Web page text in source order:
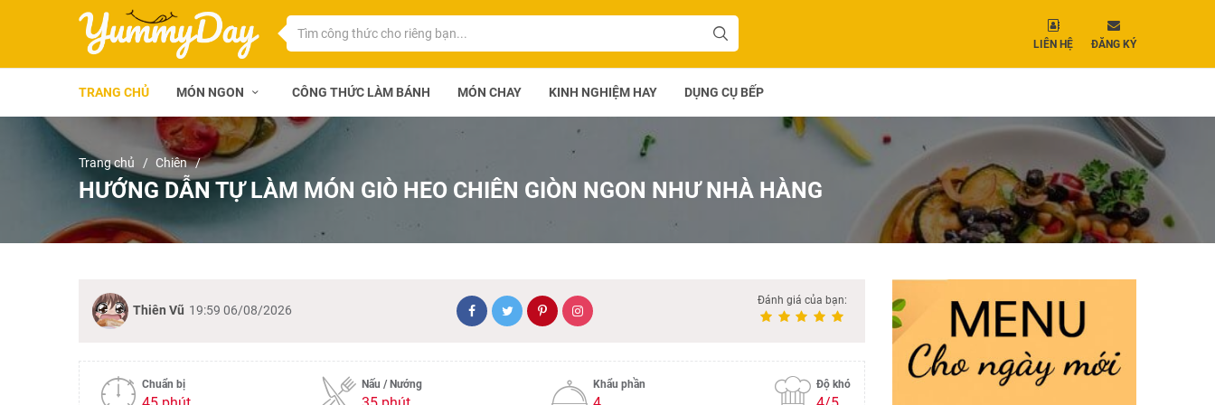
LIÊN HỆ ĐĂNG KÝ
TRANG CHỦ MÓN NGON CÔNG THỨC LÀM BÁNH MÓN CHAY KINH NGHIỆM HAY DỤNG CỤ BẾP
Trang chủ Chiên
HƯỚNG DẪN TỰ LÀM MÓN GIÒ HEO CHIÊN GIÒN NGON NHƯ NHÀ HÀNG
Thiên Vũ 19:59 06/08/2026
Đánh giá của bạn:
Chuẩn bị Nấu / Nướng Khẩu phần Độ khó